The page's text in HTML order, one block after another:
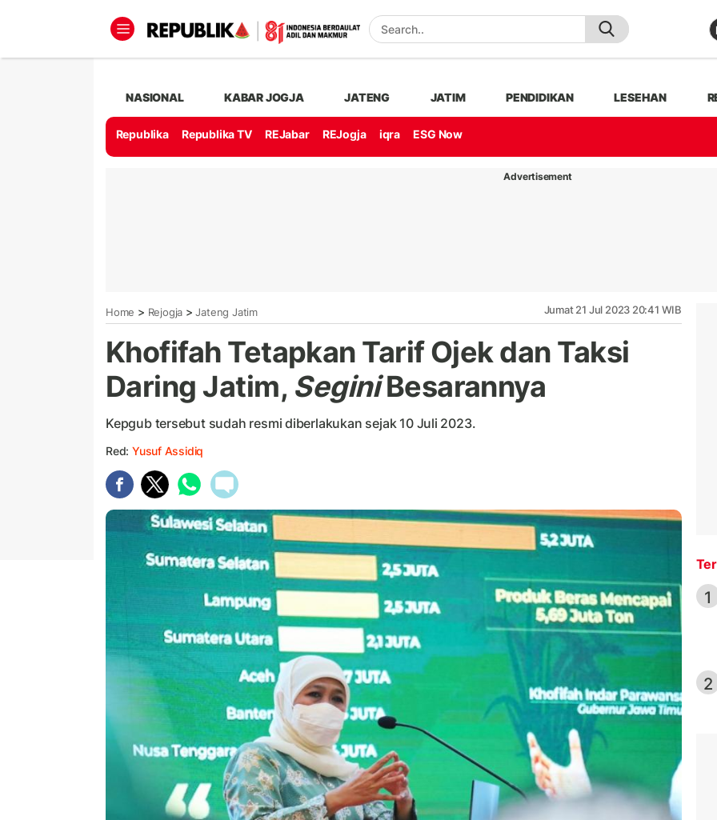
NASIONAL KABAR JOGJA JATENG JATIM PENDIDIKAN LESEHAN
Republika Republika TV REJabar REJogja iqra ESG Now
Advertisement
Home > Rejogja > Jateng Jatim Jumat 21 Jul 2023 20:41 WIB
Khofifah Tetapkan Tarif Ojek dan Taksi
Daring Jatim, SeginiBesarannya
Kepgub tersebut sudah resmi diberlakukan sejak 10 Juli 2023.
Red: Yusuf Assidiq
1
2